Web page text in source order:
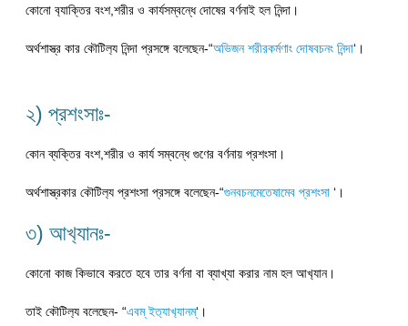
কোনো ব‍্যাক্তির বংশ,শরীর ও কার্যসম্বন্ধে দোষের বর্ণনাই হল নিন্দা।
অর্থশাস্ত্র কার কৌটিল‍্য নিন্দা প্রসঙ্গে বলেছেন-“অভিজন শরীরকর্মণাং দোষবচনং নিন্দা‘।
২) প্রশংসাঃ-
কোন ব্যক্তির বংশ,শরীর ও কার্য সম্বন্ধে গুণের বর্ণনায় প্রশংসা।
অর্থশাস্ত্রকার কৌটিল‍্য প্রশংসা প্রসঙ্গে বলেছেন-“গুনবচনমেতেষামেব প্রশংসা ‘।
৩) আখ‍্যানঃ-
কোনো কাজ কিভাবে করতে হবে তার বর্ণনা বা ব্যাখ্যা করার নাম হল আখ‍্যান।
তাই কৌটিল‍্য বলেছেন- “এবম্ ইত‍্যাখ‍্যানম্‘।